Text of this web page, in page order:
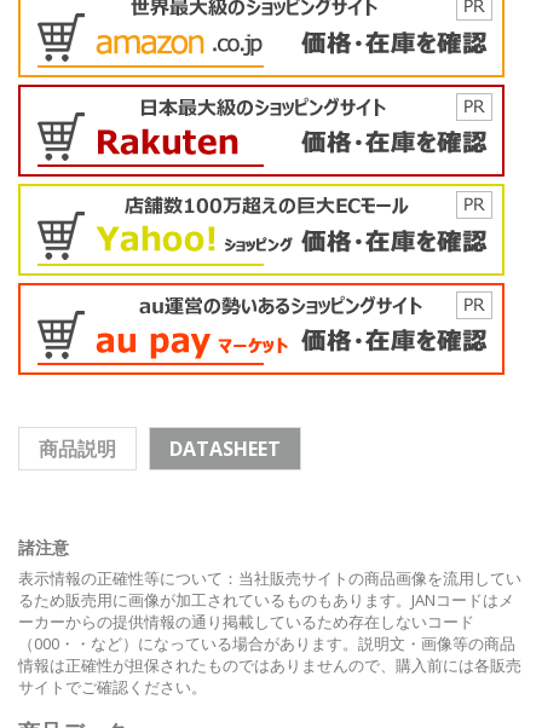
商品説明 DATASHEET
諸注意
表示情報の正確性等について：当社販売サイトの商品画像を流用してい
るため販売用に画像が加工されているものもあります。JANコードはメ
ーカーからの提供情報の通り掲載しているため存在しないコード
（000・・など）になっている場合があります。説明文・画像等の商品
情報は正確性が担保されたものではありませんので、購入前には各販売
サイトでご確認ください。